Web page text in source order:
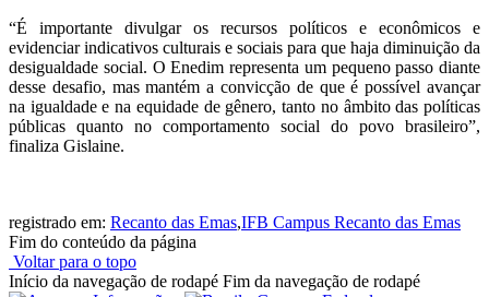
“É importante divulgar os recursos políticos e econômicos e
evidenciar indicativos culturais e sociais para que haja diminuição da
desigualdade social. O Enedim representa um pequeno passo diante
desse desafio, mas mantém a convicção de que é possível avançar
na igualdade e na equidade de gênero, tanto no âmbito das políticas
públicas quanto no comportamento social do povo brasileiro”,
finaliza Gislaine.
registrado em: Recanto das Emas,IFB Campus Recanto das Emas
Fim do conteúdo da página
Voltar para o topo
Início da navegação de rodapé Fim da navegação de rodapé